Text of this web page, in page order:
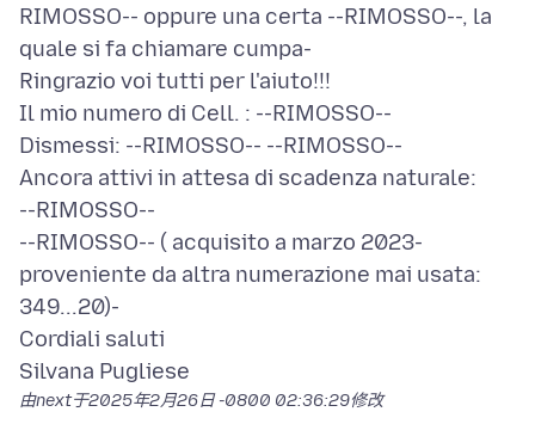
RIMOSSO-- oppure una certa --RIMOSSO--, la
quale si fa chiamare cumpa-
Ringrazio voi tutti per l'aiuto!!!
Il mio numero di Cell. : --RIMOSSO--
Dismessi: --RIMOSSO-- --RIMOSSO--
Ancora attivi in attesa di scadenza naturale:
--RIMOSSO--
--RIMOSSO-- ( acquisito a marzo 2023-
proveniente da altra numerazione mai usata:
349...20)-
Cordiali saluti
由next于2025年2月26日 -0800 02:36:29修改